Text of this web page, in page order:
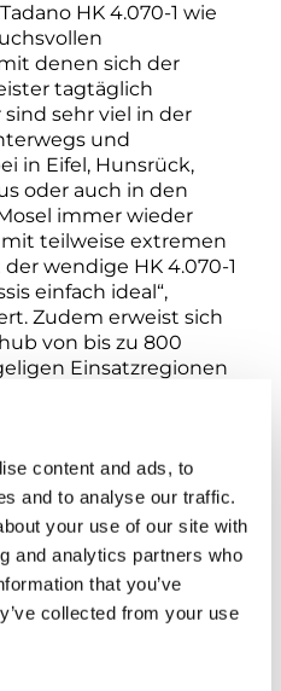
content and ads, to
and to analyse our traffic.
your use of our site with
and analytics partners who
that you’ve
collected from your use
HK 4.070-1 wie
denen sich der
tagtäglich
sehr viel in der
und
in Eifel, Hunsrück,
oder auch in den
immer wieder
teilweise extremen
wendige HK 4.070-1
einfach ideal“,
Zudem erweist sich
von bis zu 800
Einsatzregionen
des Krans und die
von
den Tadano HK hat
zuletzt macht der
H-Abstützung und
Manko
gegenüber All-Terrain-